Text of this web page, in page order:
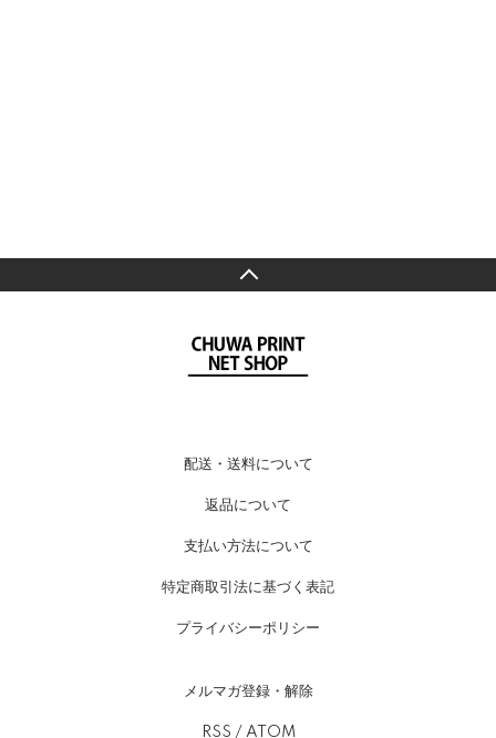
配送・送料について
返品について
支払い方法について
特定商取引法に基づく表記
プライバシーポリシー
メルマガ登録・解除
RSS / ATOM